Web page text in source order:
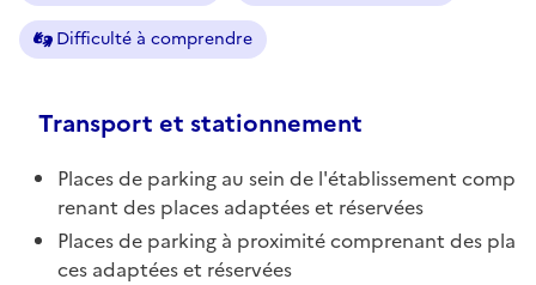
Difficulté à comprendre
Transport et stationnement
Places de parking au sein de l'établissement comp
renant des places adaptées et réservées
Places de parking à proximité comprenant des pla
ces adaptées et réservées